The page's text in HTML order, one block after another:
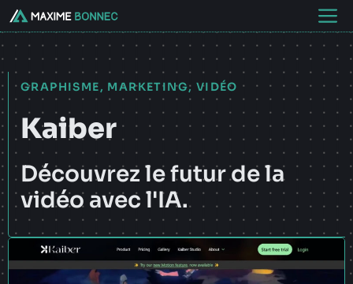
Aller
au
contenu
GRAPHISME, MARKETING, VIDÉO
Kaiber
Découvrez le futur de la
vidéo avec l'IA.